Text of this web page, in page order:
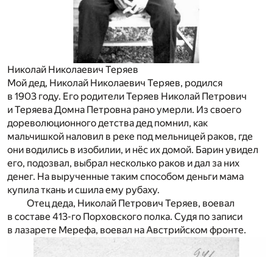
Николай Николаевич Теряев
Мой дед, Николай Николаевич Теряев, родился
в 1903 году. Его родители Теряев Николай Петрович
и Теряева Домна Петровна рано умерли. Из своего
дореволюционного детства дед помнил, как
мальчишкой наловил в реке под мельницей раков, где
они водились в изобилии, и нёс их домой. Барин увидел
его, подозвал, выбрал несколько раков и дал за них
денег. На вырученные таким способом деньги мама
купила ткань и сшила ему рубаху.
Отец деда, Николай Петрович Теряев, воевал
в составе 413-го Порховского полка. Судя по записи
в лазарете Мерефа, воевал на Австрийском фронте.